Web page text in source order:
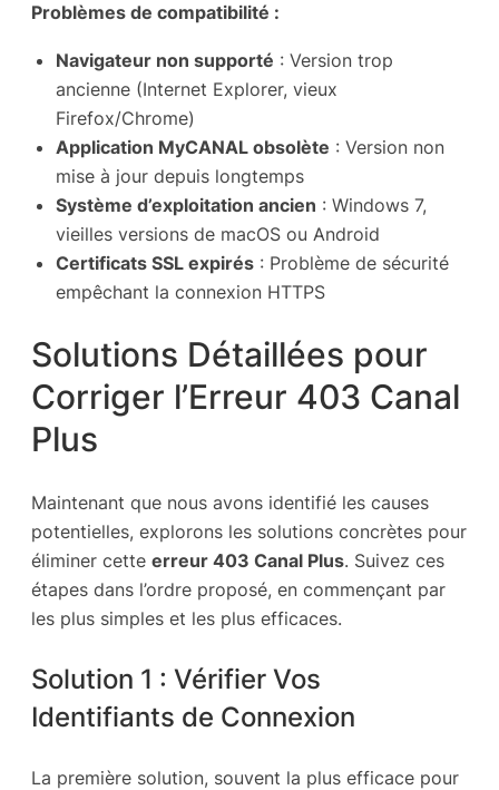
Problèmes de compatibilité :
Navigateur non supporté : Version trop
ancienne (Internet Explorer, vieux
Firefox/Chrome)
Application MyCANAL obsolète : Version non
mise à jour depuis longtemps
Système d’exploitation ancien : Windows 7,
vieilles versions de macOS ou Android
Certificats SSL expirés : Problème de sécurité
empêchant la connexion HTTPS
Solutions Détaillées pour
Corriger l’Erreur 403 Canal
Plus
Maintenant que nous avons identifié les causes
potentielles, explorons les solutions concrètes pour
éliminer cette erreur 403 Canal Plus. Suivez ces
étapes dans l’ordre proposé, en commençant par
les plus simples et les plus efficaces.
Solution 1 : Vérifier Vos
Identifiants de Connexion
La première solution, souvent la plus efficace pour